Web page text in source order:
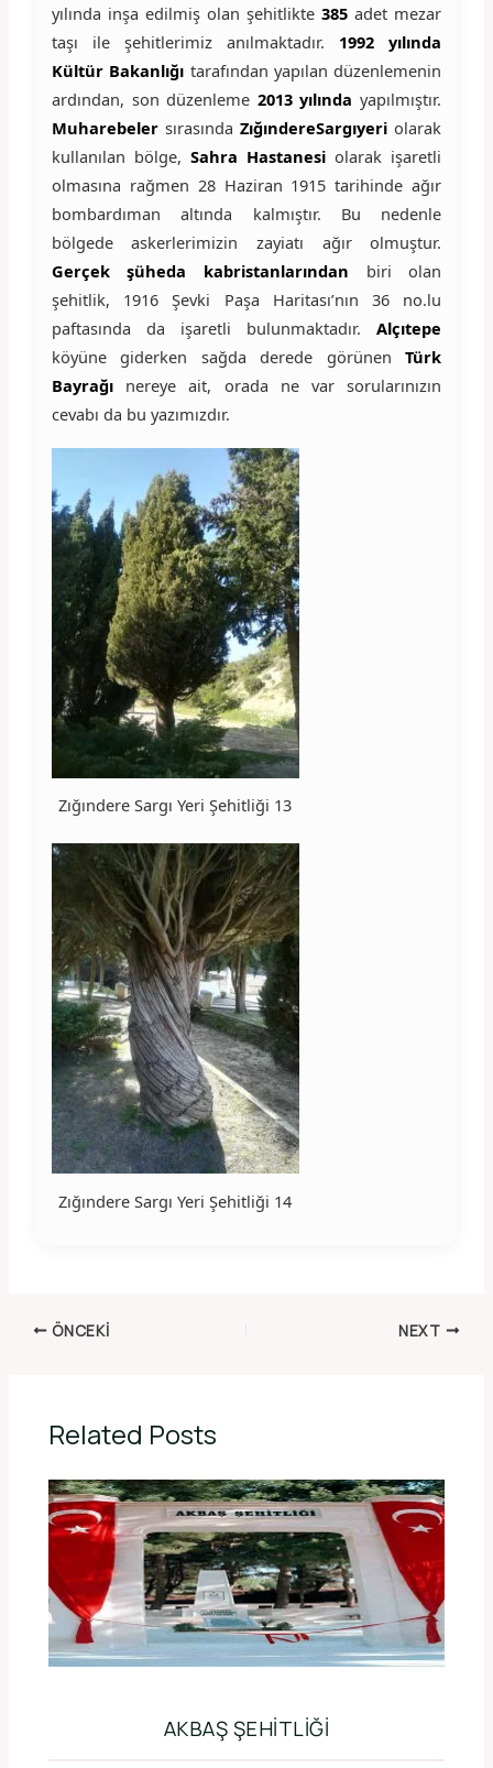
yılında inşa edilmiş olan şehitlikte385 adet mezar
taşı ile şehitlerimiz anılmaktadır. 1992 yılında
Kültür Bakanlığı tarafından yapılan düzenlemenin
ardından, son düzenleme 2013 yılında yapılmıştır.
MuharebelersırasındaZığındereSargıyeri olarak
kullanılan bölge, Sahra Hastanesi olarak işaretli
olmasına rağmen 28 Haziran 1915 tarihinde ağır
bombardıman altında kalmıştır. Bu nedenle
bölgede askerlerimizin zayiatı ağır olmuştur.
Gerçek şüheda kabristanlarından biri olan
şehitlik, 1916 Şevki Paşa Haritası’nın 36 no.lu
paftasında da işaretli bulunmaktadır.Alçıtepe
köyüne giderken sağda derede görünenTürk
Bayrağınereye ait, orada ne var sorularınızın
cevabı da bu yazımızdır.
Zığındere Sargı Yeri Şehitliği 13
Zığındere Sargı Yeri Şehitliği 14
ÖNCEKI NEXT
Related Posts
AKBAŞ ŞEHITLIĞI